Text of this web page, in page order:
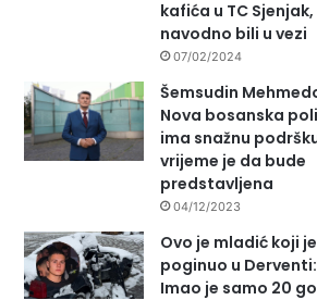
kafića u TC Sjenjak,
navodno bili u vezi
07/02/2024
Šemsudin
Nova bosanska
ima snažnu
vrijeme je da bude
predstavljena
04/12/2023
Ovo je mladić koji je
poginuo u Derventi:
Imao je samo 20